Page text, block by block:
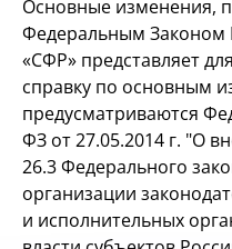
Основные изменения,
Федеральным
«СФР» представляет
справку по основным
предусматриваются
ФЗ от 27.05.2014 г. "О
26.3 Федерального
организации
и исполнительных